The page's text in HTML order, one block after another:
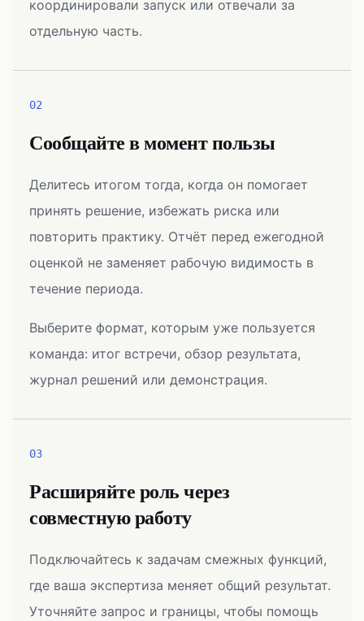
координировали запуск или отвечали за
отдельную часть.
02
Сообщайте в момент пользы
Делитесь итогом тогда, когда он помогает
принять решение, избежать риска или
повторить практику. Отчёт перед ежегодной
оценкой не заменяет рабочую видимость в
течение периода.
Выберите формат, которым уже пользуется
команда: итог встречи, обзор результата,
журнал решений или демонстрация.
03
Расширяйте роль через
совместную работу
Подключайтесь к задачам смежных функций,
где ваша экспертиза меняет общий результат.
Уточняйте запрос и границы, чтобы помощь